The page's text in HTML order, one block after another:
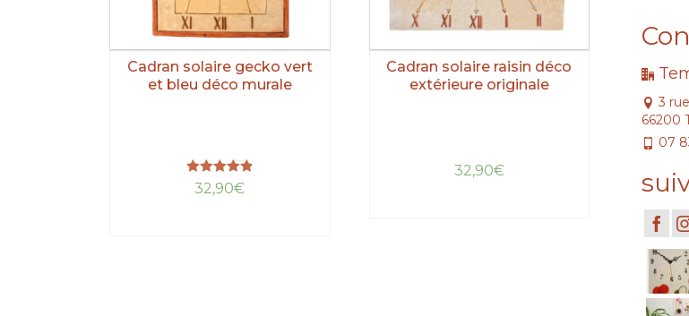
Cadran solaire gecko vert
et bleu déco murale
Note
4.85
32,90€
Cadran solaire raisin déco
extérieure originale
32,90€
3
66200
07